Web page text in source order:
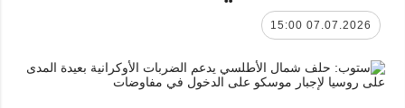
07.07.2026 15:00